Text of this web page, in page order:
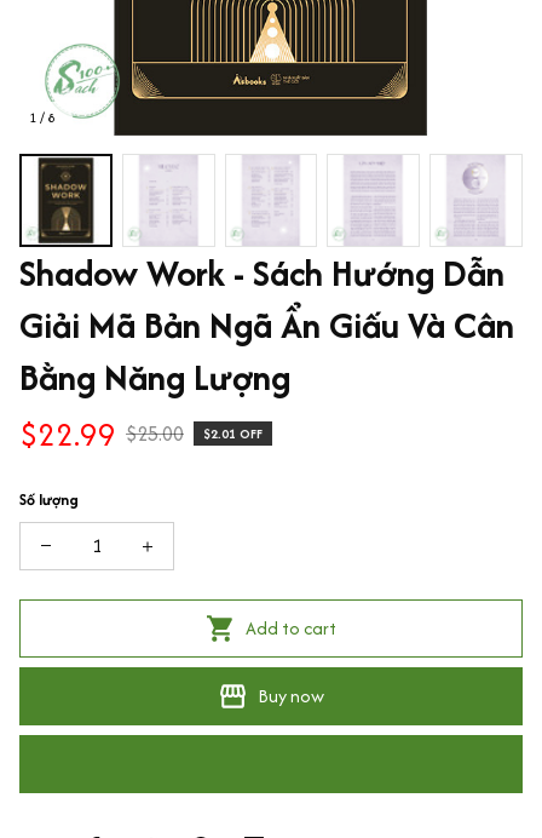
1 / 8
Shadow Work - Sách Hướng Dẫn
Giải Mã Bản Ngã Ẩn Giấu Và Cân
Bằng Năng Lượng
$22.99 $25.00 $2.01 OFF
Số lượng
Add to cart
Buy now